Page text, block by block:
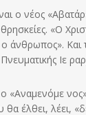
ο νέος
«Ο
άνθρωπος». Και
Ιε
ο «Αναμενόμε
έλθει, λέει,